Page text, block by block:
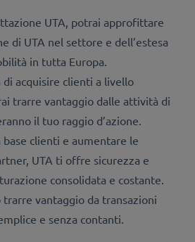
UTA, potrai approfittare
di UTA nel settore e dell’estesa
in tutta Europa.
acquisire clienti a livello
trarre vantaggio dalle attività di
il tuo raggio d’azione.
clienti e aumentare le
UTA ti offre sicurezza e
consolidata e costante.
vantaggio da transazioni
e senza contanti.